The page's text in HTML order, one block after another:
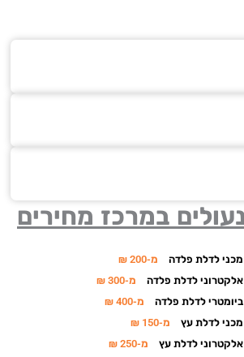
במרכז מחירים
פלדה
מ-200 ₪
לדלת פלדה
מ-300 ₪
לדלת פלדה
מ-400 ₪
עץ
מ-150 ₪
לדלת עץ
מ-250 ₪